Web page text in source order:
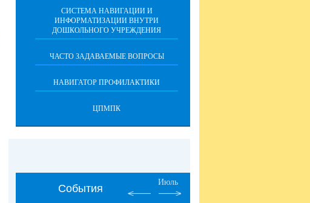
СИСТЕМА НАВИГАЦИИ И
ИНФОРМАТИЗАЦИИ ВНУТРИ
ДОШКОЛЬНОГО УЧРЕЖДЕНИЯ
ЧАСТО ЗАДАВАЕМЫЕ ВОПРОСЫ
НАВИГАТОР ПРОФИЛАКТИКИ
ЦПМПК
События
Июль